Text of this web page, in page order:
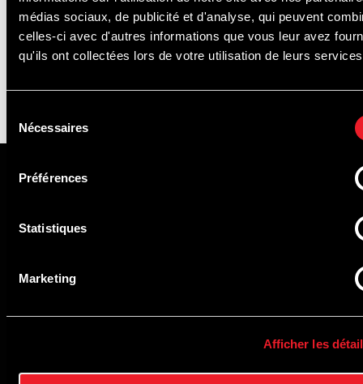
médias sociaux, de publicité et d'analyse, qui peuvent
celles-ci avec d'autres informations que vous leur avez
qu'ils ont collectées lors de votre utilisation de leurs
Nécessaires
Préférences
Statistiques
Marketing
Afficher les
RETOUR AUX NEWS
Seien Sie unter den Ersten, die